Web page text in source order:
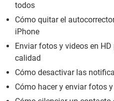
todos
Cómo quitar el
iPhone
Enviar fotos y videos en
calidad
Cómo desactivar las
Cómo hacer y enviar fotos